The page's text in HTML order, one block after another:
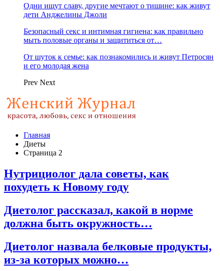
Одни ищут славу, другие мечтают о тишине: как живут
дети Анджелины Джоли
Безопасный секс и интимная гигиена: как правильно
мыть половые органы и защититься от…
От шуток к семье: как познакомились и живут Петросян
и его молодая жена
Prev Next
Главная
Диеты
Страница 2
Нутрициолог дала советы, как
похудеть к Новому году
Диетолог рассказал, какой в норме
должна быть окружность…
Диетолог назвала белковые продукты,
из-за которых можно…